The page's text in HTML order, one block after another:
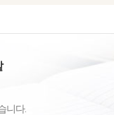
니다.